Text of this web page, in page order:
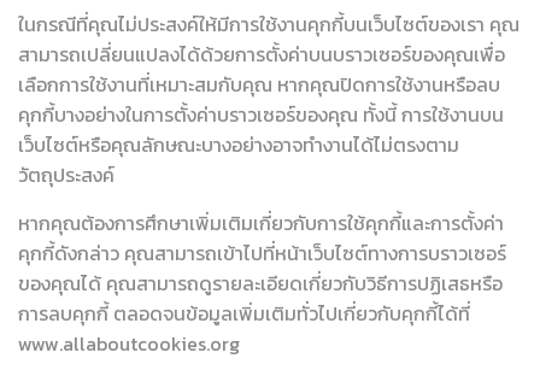
ในกรณีที่คุณไม่ประสงค์ให้มีการใช้งานคุกกี้บนเว็บไซต์ของเรา คุณ
สามารถเปลี่ยนแปลงได้ด้วยการตั้งค่าบนบราวเซอร์ของคุณเพื่อ
เลือกการใช้งานที่เหมาะสมกับคุณ หากคุณปิดการใช้งานหรือลบ
คุกกี้บางอย่างในการตั้งค่าบราวเซอร์ของคุณ ทั้งนี้ การใช้งานบน
เว็บไซต์หรือคุณลักษณะบางอย่างอาจทำงานได้ไม่ตรงตาม
วัตถุประสงค์
หากคุณต้องการศึกษาเพิ่มเติมเกี่ยวกับการใช้คุกกี้และการตั้งค่า
คุกกี้ดังกล่าว คุณสามารถเข้าไปที่หน้าเว็บไซต์ทางการบราวเซอร์
ของคุณได้ คุณสามารถดูรายละเอียดเกี่ยวกับวิธีการปฏิเสธหรือ
การลบคุกกี้ ตลอดจนข้อมูลเพิ่มเติมทั่วไปเกี่ยวกับคุกกี้ได้ที่
www.allaboutcookies.org